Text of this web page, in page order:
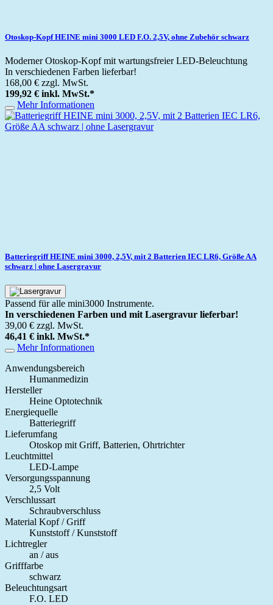
Otoskop-Kopf HEINE mini 3000 LED F.O. 2,5V, ohne Zubehör schwarz
Moderner Otoskop-Kopf mit wartungsfreier LED-Beleuchtung
In verschiedenen Farben lieferbar!
168,00 € zzgl. MwSt.
199,92 € inkl. MwSt.*
Mehr Informationen
Batteriegriff HEINE mini 3000, 2,5V, mit 2 Batterien IEC LR6, Größe AA
schwarz | ohne Lasergravur
Passend für alle mini3000 Instrumente.
In verschiedenen Farben und mit Lasergravur lieferbar!
39,00 € zzgl. MwSt.
46,41 € inkl. MwSt.*
Mehr Informationen
Anwendungsbereich
Humanmedizin
Hersteller
Heine Optotechnik
Energiequelle
Batteriegriff
Lieferumfang
Otoskop mit Griff, Batterien, Ohrtrichter
Leuchtmittel
LED-Lampe
Versorgungsspannung
2,5 Volt
Verschlussart
Schraubverschluss
Material Kopf / Griff
Kunststoff / Kunststoff
Lichtregler
an / aus
Grifffarbe
schwarz
Beleuchtungsart
F.O. LED